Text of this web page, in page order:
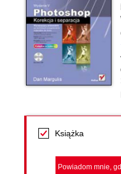
Książka
Powiadom mnie,